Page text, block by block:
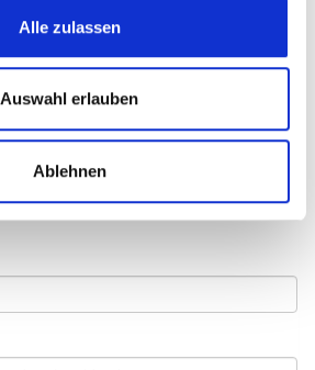
Alle zulassen
Auswahl erlauben
Ablehnen